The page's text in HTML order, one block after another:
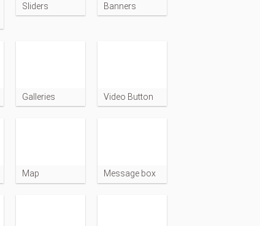
Sliders Banners
Galleries Video Button
Map Message box